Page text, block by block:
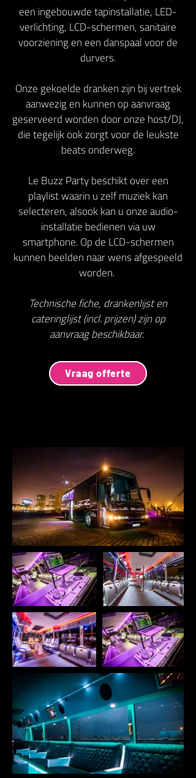
een ingebouwde tapinstallatie, LED-
verlichting, LCD-schermen, sanitaire
voorziening en een danspaal voor de
durvers.
Onze gekoelde dranken zijn bij vertrek
aanwezig en kunnen op aanvraag
geserveerd worden door onze host/DJ,
die tegelijk ook zorgt voor de leukste
beats onderweg.
Le Buzz Party beschikt over een
playlist waarin u zelf muziek kan
selecteren, alsook kan u onze audio-
installatie bedienen via uw
smartphone. Op de LCD-schermen
kunnen beelden naar wens afgespeeld
worden.
Technische fiche, drankenlijst en
cateringlijst (incl. prijzen) zijn op
aanvraag beschikbaar.
Vraag offerte